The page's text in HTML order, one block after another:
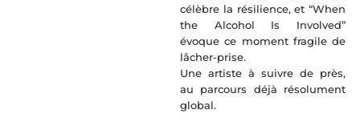
célèbre la résilience, et “When
the Alcohol Is Involved”
évoque ce moment fragile de
lâcher-prise.
Une artiste à suivre de près,
au parcours déjà résolument
global.